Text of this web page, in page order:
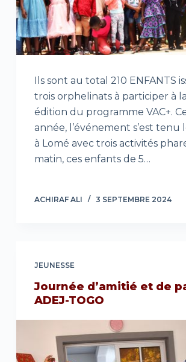
Ils sont au total 210 ENFANTS
trois orphelinats à participer à
édition du programme VAC+.
année, l’événement s’est tenu
à Lomé avec trois activités
matin, ces enfants de 5…
ACHIRAF ALI 3 SEPTEMBRE 2024
JEUNESSE
Journée d’amitié et de
ADEJ-TOGO